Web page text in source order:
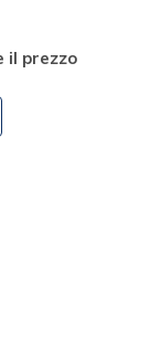
il prezzo